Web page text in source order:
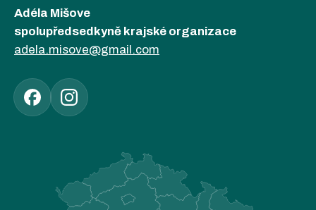
Adéla Mišove
spolupředsedkyně krajské organizace
adela.misove@gmail.com